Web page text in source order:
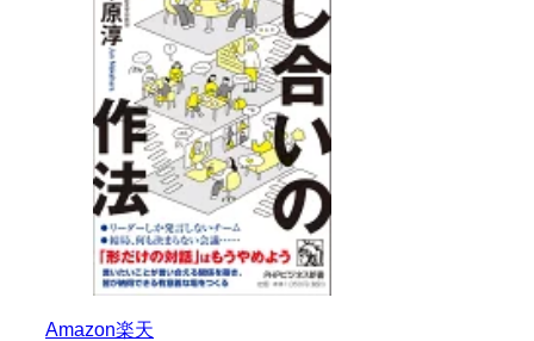
Amazon楽天